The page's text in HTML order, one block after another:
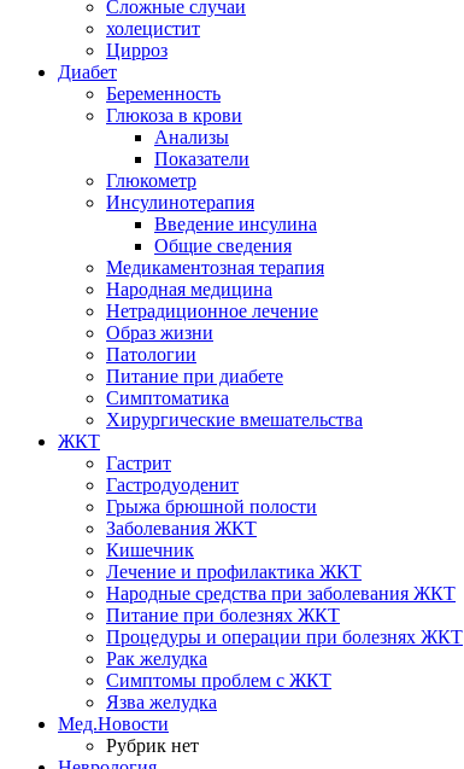
Сложные случаи
холецистит
Цирроз
Диабет
Беременность
Глюкоза в крови
Анализы
Показатели
Глюкометр
Инсулинотерапия
Введение инсулина
Общие сведения
Медикаментозная терапия
Народная медицина
Нетрадиционное лечение
Образ жизни
Патологии
Питание при диабете
Симптоматика
Хирургические вмешательства
ЖКТ
Гастрит
Гастродуоденит
Грыжа брюшной полости
Заболевания ЖКТ
Кишечник
Лечение и профилактика ЖКТ
Народные средства при заболевания ЖКТ
Питание при болезнях ЖКТ
Процедуры и операции при болезнях ЖКТ
Рак желудка
Симптомы проблем с ЖКТ
Язва желудка
Мед.Новости
Рубрик нет